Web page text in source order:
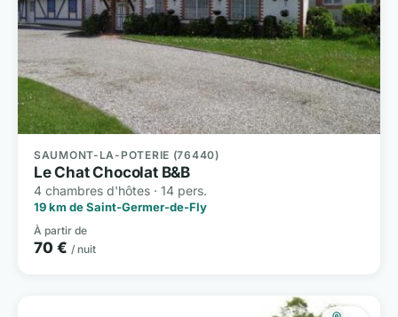
SAUMONT-LA-POTERIE (76440)
Le Chat Chocolat B&B
4 chambres d'hôtes · 14 pers.
19 km de Saint-Germer-de-Fly
À partir de
70 € / nuit